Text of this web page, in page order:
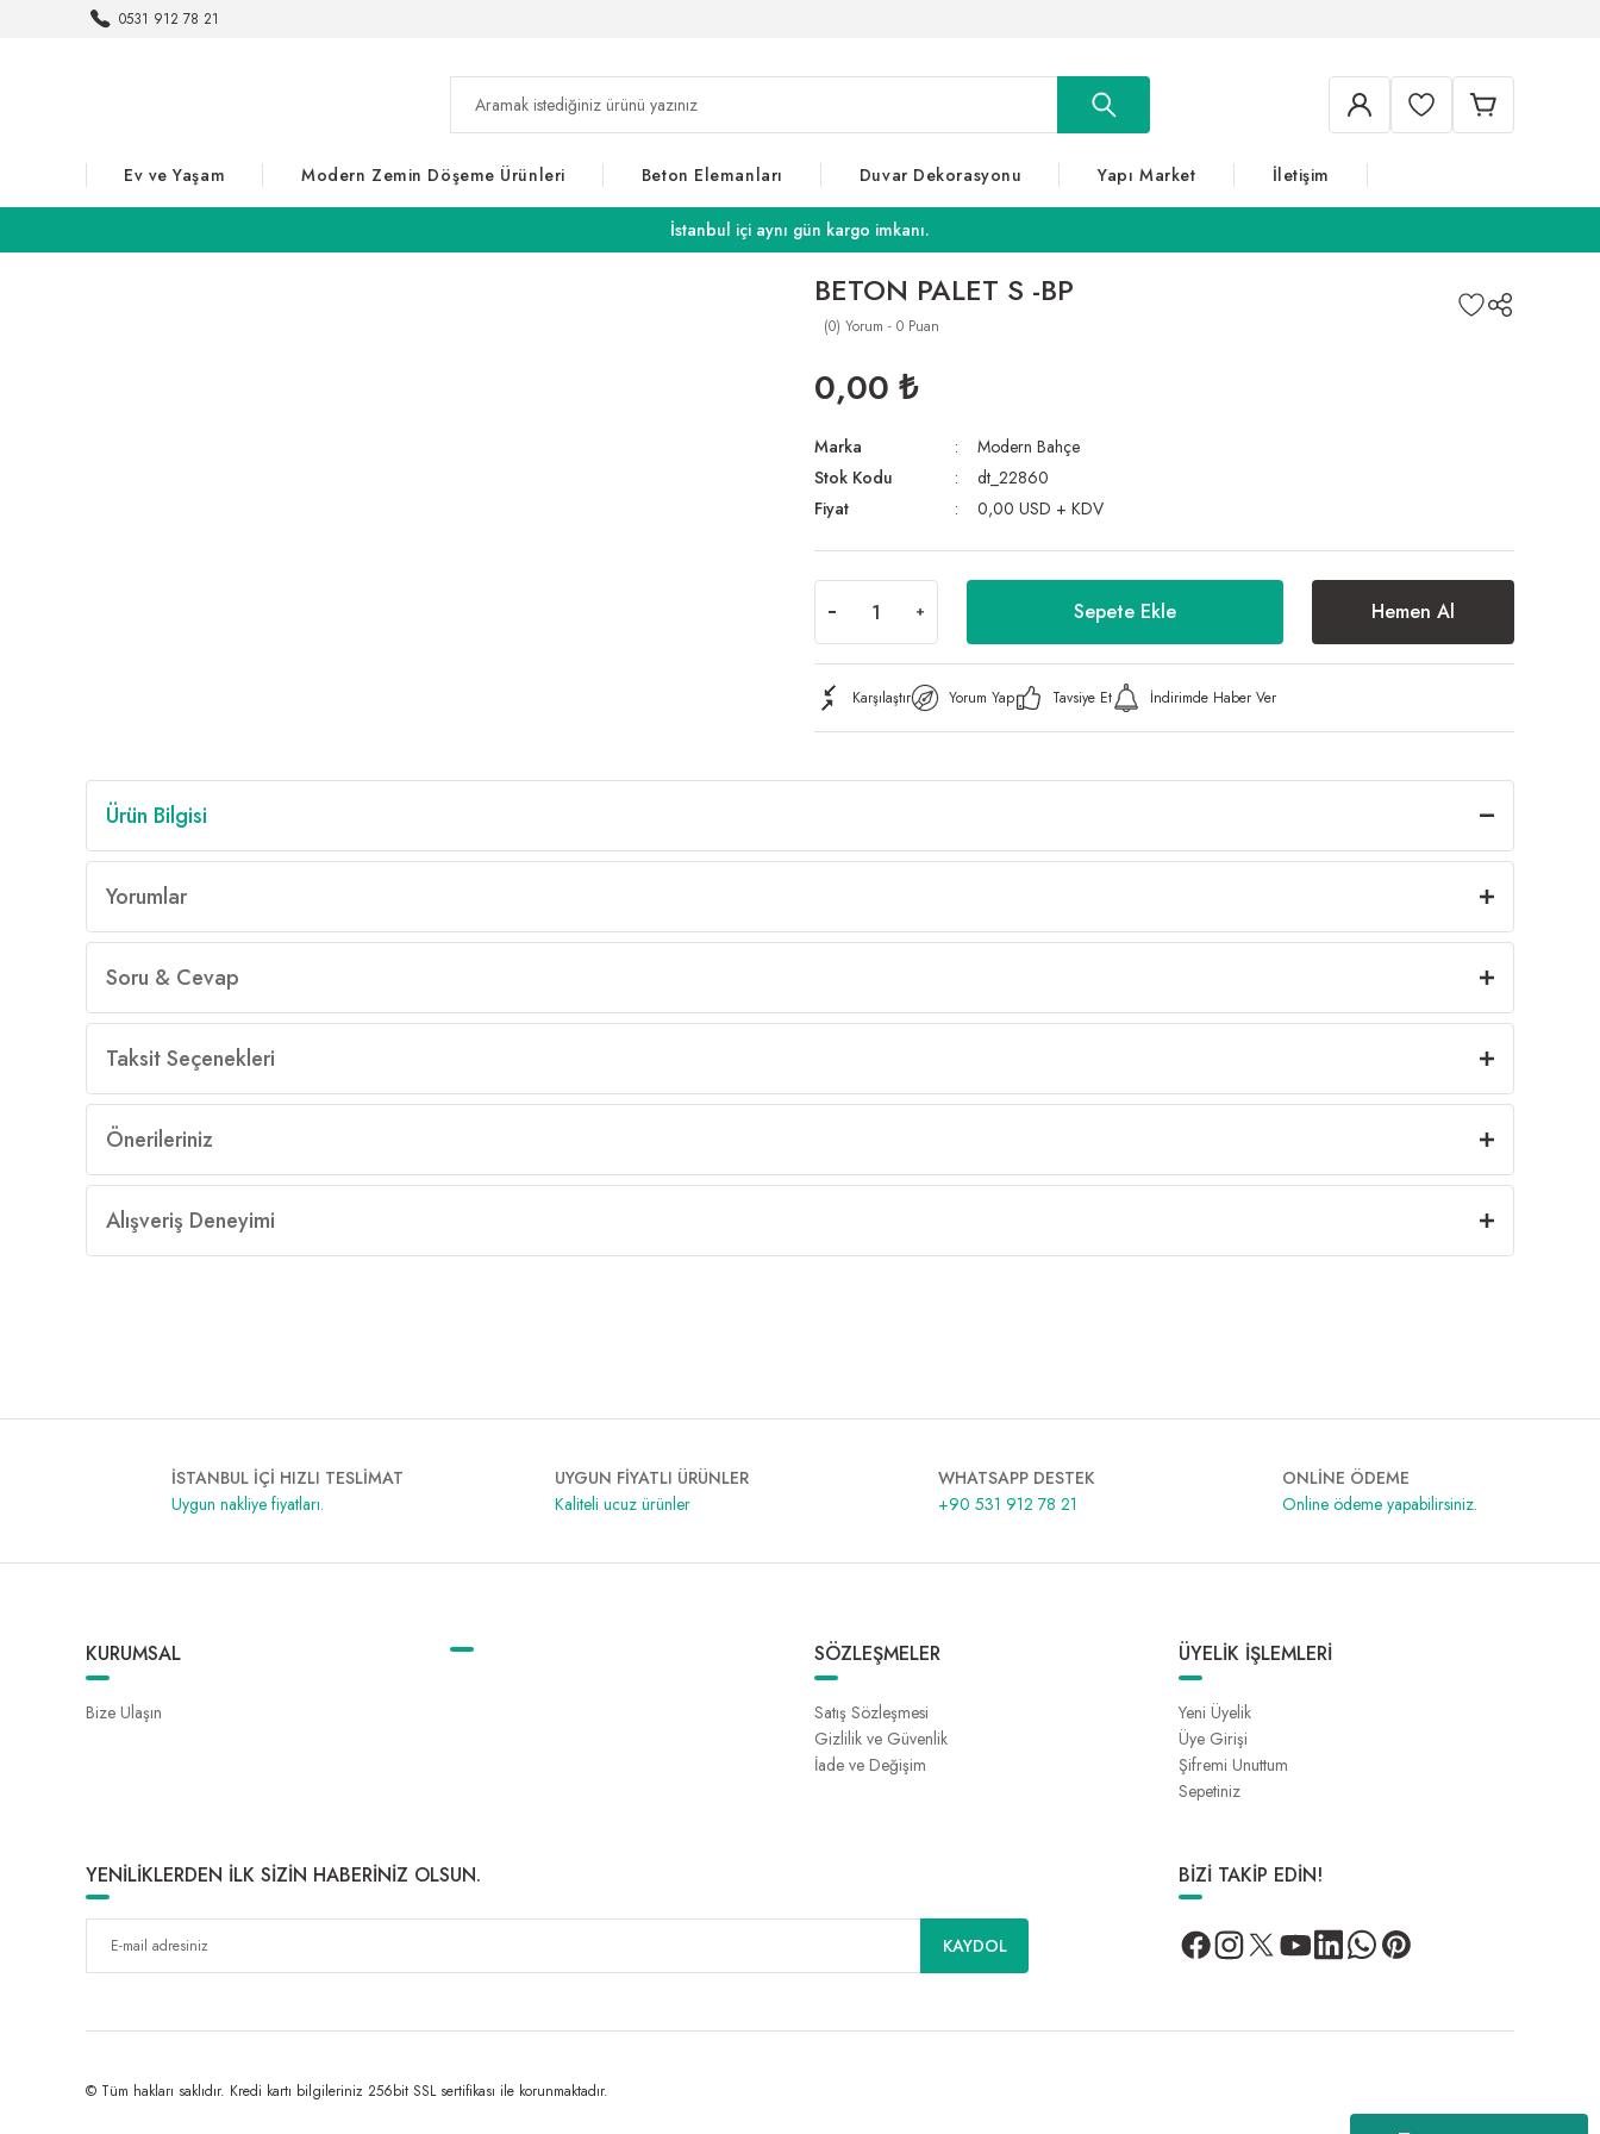
0531 912 78 21
Ev ve Yaşam Modern Zemin Döşeme Ürünleri Beton Elemanları Duvar Dekorasyonu Yapı Market İletişim
İstanbul içi aynı gün kargo imkanı.
BETON PALET S -BP
(0) Yorum - 0 Puan
0,00 ₺
Marka
Modern Bahçe
Stok Kodu
dt_22860
Fiyat
0,00 USD + KDV
Sepete Ekle Hemen Al
Karşılaştır Yorum Yap Tavsiye Et İndirimde Haber Ver
Ürün Bilgisi
Yorumlar
Soru & Cevap
Taksit Seçenekleri
Önerileriniz
Alışveriş Deneyimi
İSTANBUL İÇİ HIZLI TESLİMAT
Uygun nakliye fiyatları.
UYGUN FİYATLI ÜRÜNLER
Kaliteli ucuz ürünler
WHATSAPP DESTEK
+90 531 912 78 21
ONLİNE ÖDEME
Online ödeme yapabilirsiniz.
KURUMSAL
Bize Ulaşın
SÖZLEŞMELER
Satış Sözleşmesi
Gizlilik ve Güvenlik
İade ve Değişim
ÜYELİK İŞLEMLERİ
Yeni Üyelik
Üye Girişi
Şifremi Unuttum
Sepetiniz
YENİLİKLERDEN İLK SİZİN HABERİNİZ OLSUN.
KAYDOL
BİZİ TAKİP EDİN!
© Tüm hakları saklıdır. Kredi kartı bilgileriniz 256bit SSL sertifikası ile korunmaktadır.